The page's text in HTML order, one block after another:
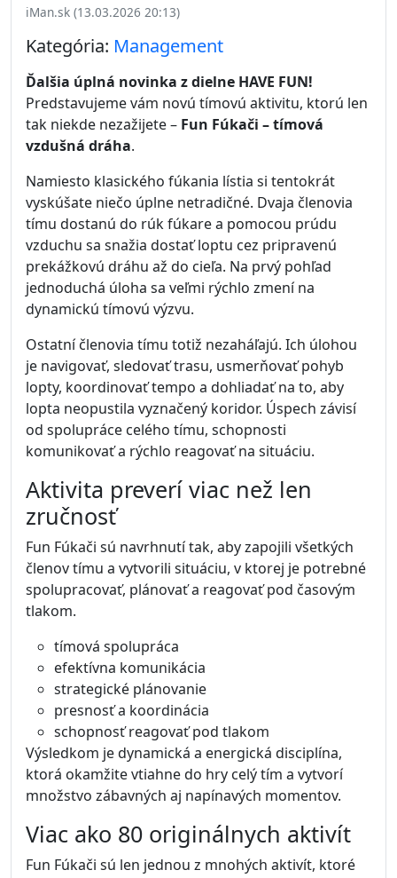
iMan.sk (13.03.2026 20:13)
Kategória: Management
Ďalšia úplná novinka z dielne HAVE FUN!
Predstavujeme vám novú tímovú aktivitu, ktorú len
tak niekde nezažijete – Fun Fúkači – tímová
vzdušná dráha.
Namiesto klasického fúkania lístia si tentokrát
vyskúšate niečo úplne netradičné. Dvaja členovia
tímu dostanú do rúk fúkare a pomocou prúdu
vzduchu sa snažia dostať loptu cez pripravenú
prekážkovú dráhu až do cieľa. Na prvý pohľad
jednoduchá úloha sa veľmi rýchlo zmení na
dynamickú tímovú výzvu.
Ostatní členovia tímu totiž nezaháľajú. Ich úlohou
je navigovať, sledovať trasu, usmerňovať pohyb
lopty, koordinovať tempo a dohliadať na to, aby
lopta neopustila vyznačený koridor. Úspech závisí
od spolupráce celého tímu, schopnosti
komunikovať a rýchlo reagovať na situáciu.
Aktivita preverí viac než len
zručnosť
Fun Fúkači sú navrhnutí tak, aby zapojili všetkých
členov tímu a vytvorili situáciu, v ktorej je potrebné
spolupracovať, plánovať a reagovať pod časovým
tlakom.
tímová spolupráca
efektívna komunikácia
strategické plánovanie
presnosť a koordinácia
schopnosť reagovať pod tlakom
Výsledkom je dynamická a energická disciplína,
ktorá okamžite vtiahne do hry celý tím a vytvorí
množstvo zábavných aj napínavých momentov.
Viac ako 80 originálnych aktivít
Fun Fúkači sú len jednou z mnohých aktivít, ktoré